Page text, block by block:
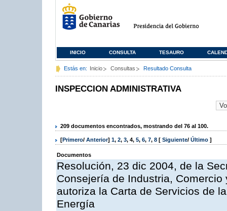
INICIO CONSULTA TESAURO
Estás en: Inicio Consultas Resultado Consulta
INSPECCION ADMINISTRATIVA
209 documentos encontrados, mostrando del 76 al 100.
[Primero/ Anterior] 1, 2, 3, 4, 5, 6, 7, 8 [ Siguiente/ Último ]
Documentos
Resolución, 23 dic 2004, de la
Consejería de Industria,
autoriza la Carta de Servicios de
Energía